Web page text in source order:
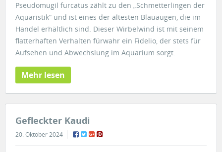
Pseudomugil furcatus zählt zu den „Schmetterlingen der
Aquaristik“ und ist eines der ältesten Blauaugen, die im
Handel erhältlich sind. Dieser Wirbelwind ist mit seinem
flatterhaften Verhalten fürwahr ein Fidelio, der stets für
Aufsehen und Abwechslung im Aquarium sorgt.
Mehr lesen
Gefleckter Kaudi
20. Oktober 2024